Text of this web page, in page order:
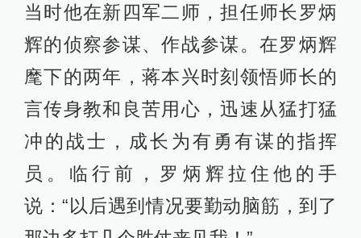
当时他在新四军二师，担任师长罗炳
辉的侦察参谋、作战参谋。在罗炳辉
麾下的两年，蒋本兴时刻领悟师长的
言传身教和良苦用心，迅速从猛打猛
冲的战士，成长为有勇有谋的指挥
员。临行前，罗炳辉拉住他的手
说：“以后遇到情况要勤动脑筋，到了